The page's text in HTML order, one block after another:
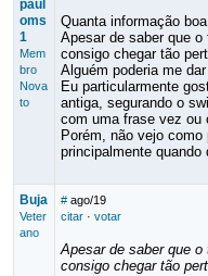
paul
oms
1
Mem
bro
Nova
to
Quanta informação
Apesar de saber que
consigo chegar tão
Alguém poderia me
Eu particularmente
antiga, segurando o
com uma frase vez ou
Porém, não vejo
principalmente quando
Buja
Veter
ano
# ago/19
citar· votar
Apesar de saber que o
consigo chegar tão